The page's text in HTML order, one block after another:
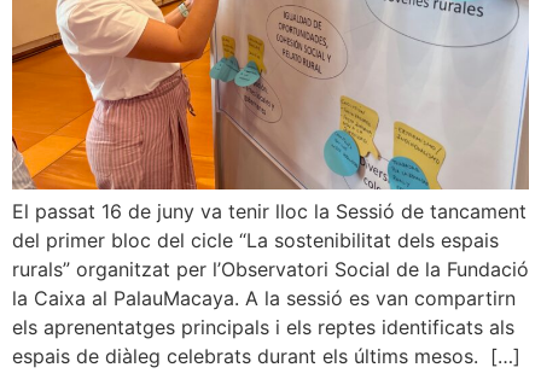
El passat 16 de juny va tenir lloc la Sessió de tancament
del primer bloc del cicle “La sostenibilitat dels espais
rurals” organitzat per l’Observatori Social de la Fundació
la Caixa al PalauMacaya. A la sessió es van compartirn
els aprenentatges principals i els reptes identificats als
espais de diàleg celebrats durant els últims mesos. […]